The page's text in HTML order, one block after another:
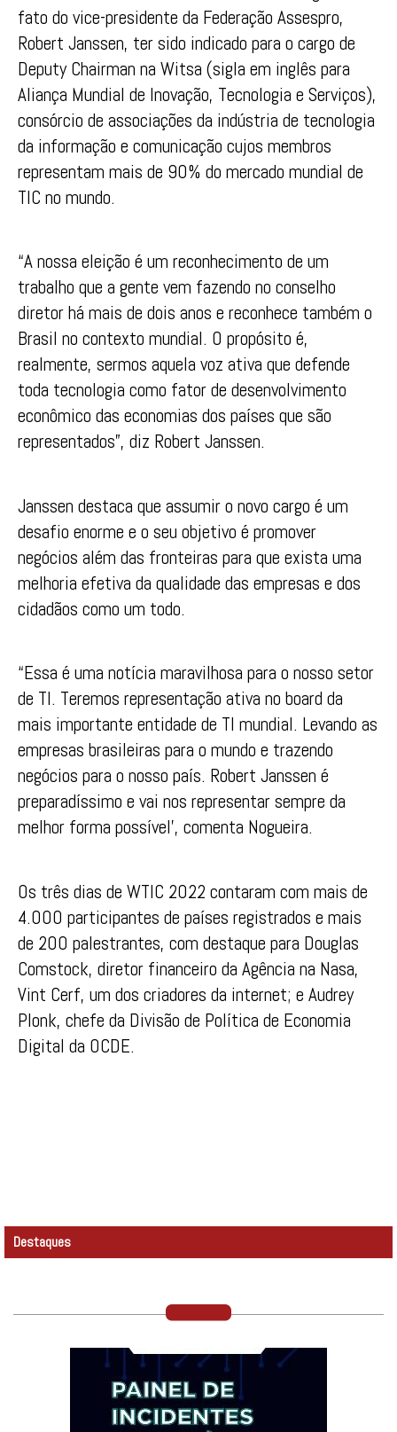
fato do vice-presidente da Federação Assespro,
Robert Janssen, ter sido indicado para o cargo de
Deputy Chairman na Witsa (sigla em inglês para
Aliança Mundial de Inovação, Tecnologia e Serviços),
consórcio de associações da indústria de tecnologia
da informação e comunicação cujos membros
representam mais de 90% do mercado mundial de
TIC no mundo.
“A nossa eleição é um reconhecimento de um
trabalho que a gente vem fazendo no conselho
diretor há mais de dois anos e reconhece também o
Brasil no contexto mundial. O propósito é,
realmente, sermos aquela voz ativa que defende
toda tecnologia como fator de desenvolvimento
econômico das economias dos países que são
representados”, diz Robert Janssen.
Janssen destaca que assumir o novo cargo é um
desafio enorme e o seu objetivo é promover
negócios além das fronteiras para que exista uma
melhoria efetiva da qualidade das empresas e dos
cidadãos como um todo.
“Essa é uma notícia maravilhosa para o nosso setor
de TI. Teremos representação ativa no board da
mais importante entidade de TI mundial. Levando as
empresas brasileiras para o mundo e trazendo
negócios para o nosso país. Robert Janssen é
preparadíssimo e vai nos representar sempre da
melhor forma possível’, comenta Nogueira.
Os três dias de WTIC 2022 contaram com mais de
4.000 participantes de países registrados e mais
de 200 palestrantes, com destaque para Douglas
Comstock, diretor financeiro da Agência na Nasa,
Vint Cerf, um dos criadores da internet; e Audrey
Plonk, chefe da Divisão de Política de Economia
Digital da OCDE.
Destaques